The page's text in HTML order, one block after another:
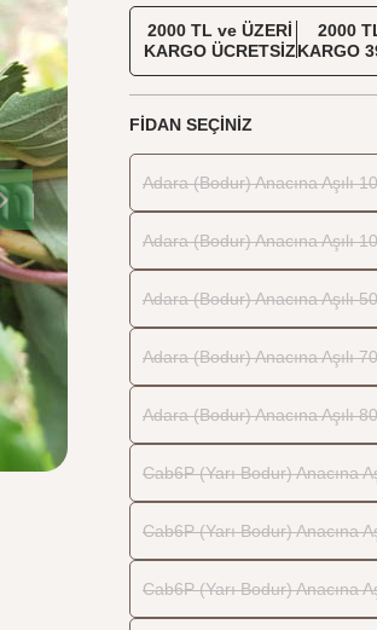
2000 TL ve ÜZERİ
KARGO ÜCRETSİZ
2000
KARGO
FIDAN SEÇINIZ
Adara (Bodur) Anacına Aşılı
Adara (Bodur) Anacına Aşılı
Adara (Bodur) Anacına Aşılı
Adara (Bodur) Anacına Aşılı
Adara (Bodur) Anacına Aşılı
Cab6P (Yarı Bodur) Anacına
Cab6P (Yarı Bodur) Anacına
Cab6P (Yarı Bodur) Anacına